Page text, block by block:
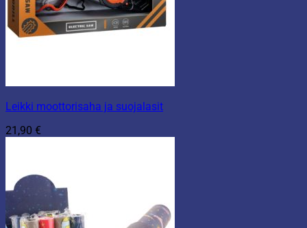
Leikki moottorisaha ja suojalasit
21,90 €